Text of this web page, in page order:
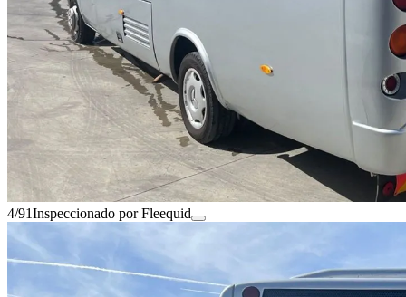
4/91Inspeccionado por Fleequid